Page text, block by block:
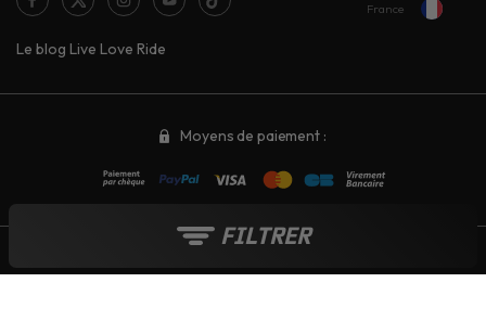
FILTRER
Le blog Live Love Ride
France
Moyens de paiement :